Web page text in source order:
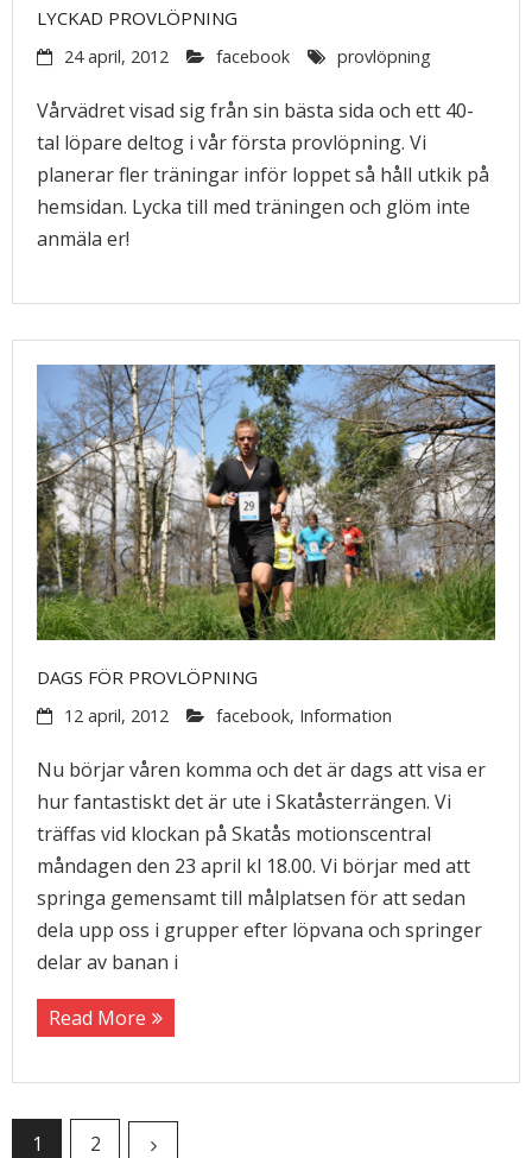
LYCKAD PROVLÖPNING
24 april, 2012 facebook provlöpning
Vårvädret visad sig från sin bästa sida och ett 40-
tal löpare deltog i vår första provlöpning. Vi
planerar fler träningar inför loppet så håll utkik på
hemsidan. Lycka till med träningen och glöm inte
anmäla er!
DAGS FÖR PROVLÖPNING
12 april, 2012 facebook, Information
Nu börjar våren komma och det är dags att visa er
hur fantastiskt det är ute i Skatåsterrängen. Vi
träffas vid klockan på Skatås motionscentral
måndagen den 23 april kl 18.00. Vi börjar med att
springa gemensamt till målplatsen för att sedan
dela upp oss i grupper efter löpvana och springer
delar av banan i
Read More
1 2